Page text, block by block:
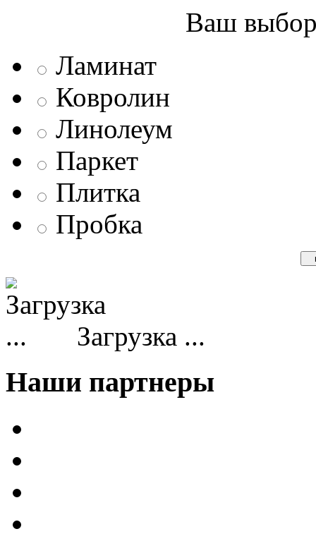
Ваш выбор
Ламинат
Ковролин
Линолеум
Паркет
Плитка
Пробка
Загрузка ...
Наши партнеры